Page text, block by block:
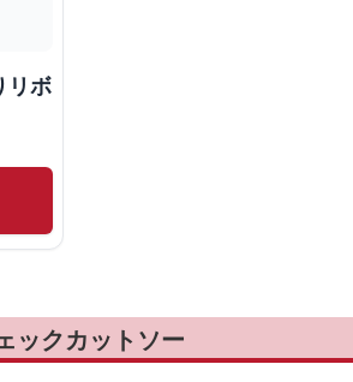
リボ
ックカットソー